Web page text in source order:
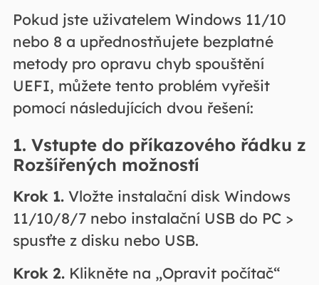
Pokud jste uživatelem Windows 11/10
nebo 8 a upřednostňujete bezplatné
metody pro opravu chyb spouštění
UEFI, můžete tento problém vyřešit
pomocí následujících dvou řešení:
1. Vstupte do příkazového řádku z
Rozšířených možností
Krok 1.Vložte instalační disk Windows
11/10/8/7 nebo instalační USB do PC >
spusťte z disku nebo USB.
Krok 2.Klikněte na „Opravit počítač“